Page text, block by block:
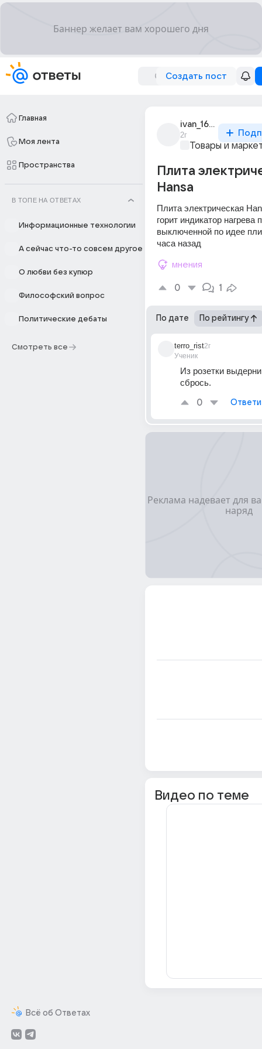
Создать пост
Главная
Моя лента
Пространства
В ТОПЕ НА ОТВЕТАХ
Информационные технологии
А сейчас что-то совсем другое
О любви без купюр
Философский вопрос
Политические дебаты
Смотреть все
Всё об Ответах
ivan_16380
2г
Товары и
Плита
Hansa
Плита электрическая
горит индикатор нагрева
выключенной по идее
часа назад
мнения
0 1
По дате По рейтингу
terro_rist
Ученик
2г
Из розетки
сбрось.
0
Видео по теме